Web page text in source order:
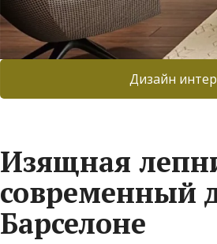
Дизайн
Изящная
современный
Барселоне